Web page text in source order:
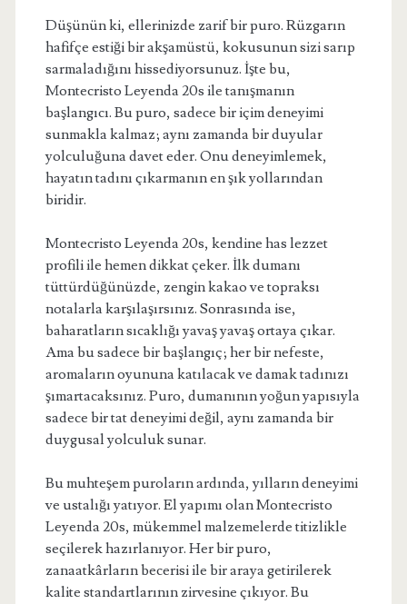
Düşünün ki, ellerinizde zarif bir puro. Rüzgarın
hafifçe estiği bir akşamüstü, kokusunun sizi sarıp
sarmaladığını hissediyorsunuz. İşte bu,
Montecristo Leyenda 20s ile tanışmanın
başlangıcı. Bu puro, sadece bir içim deneyimi
sunmakla kalmaz; aynı zamanda bir duyular
yolculuğuna davet eder. Onu deneyimlemek,
hayatın tadını çıkarmanın en şık yollarından
biridir.
Montecristo Leyenda 20s, kendine has lezzet
profili ile hemen dikkat çeker. İlk dumanı
tüttürdüğünüzde, zengin kakao ve topraksı
notalarla karşılaşırsınız. Sonrasında ise,
baharatların sıcaklığı yavaş yavaş ortaya çıkar.
Ama bu sadece bir başlangıç; her bir nefeste,
aromaların oyununa katılacak ve damak tadınızı
şımartacaksınız. Puro, dumanının yoğun yapısıyla
sadece bir tat deneyimi değil, aynı zamanda bir
duygusal yolculuk sunar.
Bu muhteşem puroların ardında, yılların deneyimi
ve ustalığı yatıyor. El yapımı olan Montecristo
Leyenda 20s, mükemmel malzemelerde titizlikle
seçilerek hazırlanıyor. Her bir puro,
zanaatkârların becerisi ile bir araya getirilerek
kalite standartlarının zirvesine çıkıyor. Bu